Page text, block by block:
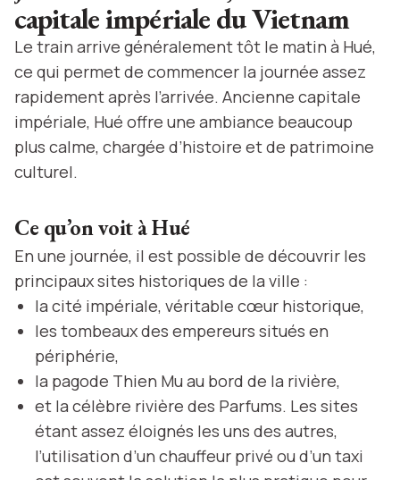
capitale impériale du Vietnam
Le train arrive généralement tôt le matin à Hué,
ce qui permet de commencer la journée assez
rapidement après l’arrivée. Ancienne capitale
impériale, Hué offre une ambiance beaucoup
plus calme, chargée d’histoire et de patrimoine
culturel.
Ce qu’on voit à Hué
En une journée, il est possible de découvrir les
principaux sites historiques de la ville :
la cité impériale, véritable cœur historique,
les tombeaux des empereurs situés en
périphérie,
la pagode Thien Mu au bord de la rivière,
et la célèbre rivière des Parfums. Les sites
étant assez éloignés les uns des autres,
l’utilisation d’un chauffeur privé ou d’un taxi